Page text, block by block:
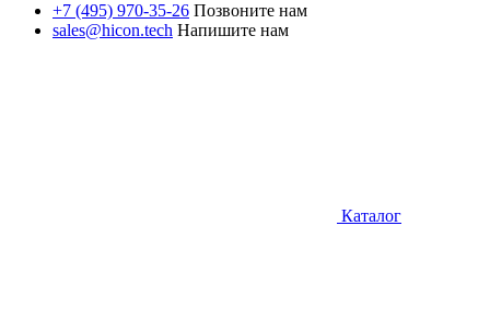
+7 (495) 970-35-26 Позвоните нам
sales@hicon.tech Напишите нам
Каталог